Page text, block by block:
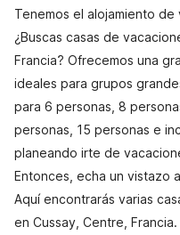
Tenemos el alojamiento
¿Buscas casas de
Francia? Ofrecemos una
ideales para grupos
para 6 personas, 8
personas, 15 personas e
planeando irte de
Entonces, echa un vistazo
Aquí encontrarás varias
en Cussay, Centre,